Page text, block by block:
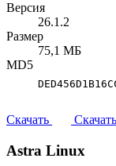
Версия
26.1.2
Размер
75,1 МБ
MD5
Скачать
Astra Linux